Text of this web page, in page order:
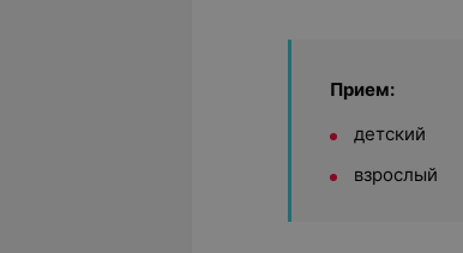
Прием:
детский
взрослый